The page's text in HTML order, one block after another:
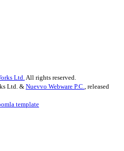
Ltd. All rights reserved.
Ltd. & Nuevvo Webware P.C.
, released
template